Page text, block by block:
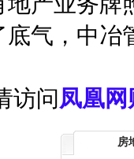
底气，中冶
访问凤凰
房